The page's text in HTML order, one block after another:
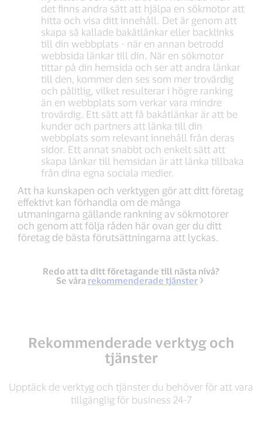
det finns andra sätt att hjälpa en sökmotor att
hitta och visa ditt innehåll. Det är genom att
skapa så kallade bakåtlänkar eller backlinks
till din webbplats - när en annan betrodd
webbsida länkar till din. När en sökmotor
tittar på din hemsida och ser att andra länkar
till den, kommer den ses som mer trovärdig
och pålitlig, vilket resulterar i högre ranking
än en webbplats som verkar vara mindre
trovärdig. Ett sätt att få bakåtlänkar är att be
kunder och partners att länka till din
webbplats som relevant innehåll från deras
sidor. Ett annat snabbt och enkelt sätt att
skapa länkar till hemsidan är att länka tillbaka
från dina egna sociala medier.
Att ha kunskapen och verktygen gör att ditt företag
effektivt kan förhandla om de många
utmaningarna gällande rankning av sökmotorer
och genom att följa råden här ovan ger du ditt
företag de bästa förutsättningarna att lyckas.
Redo att ta ditt företagande till nästa nivå?
Se våra rekommenderade tjänster
Rekommenderade verktyg och
tjänster
Upptäck de verktyg och tjänster du behöver för att vara
tillgänglig för business 24-7